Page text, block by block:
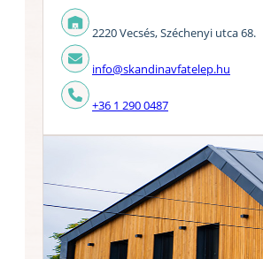
2220 Vecsés, Széchenyi utca 68.
info@skandinavfatelep.hu
+36 1 290 0487